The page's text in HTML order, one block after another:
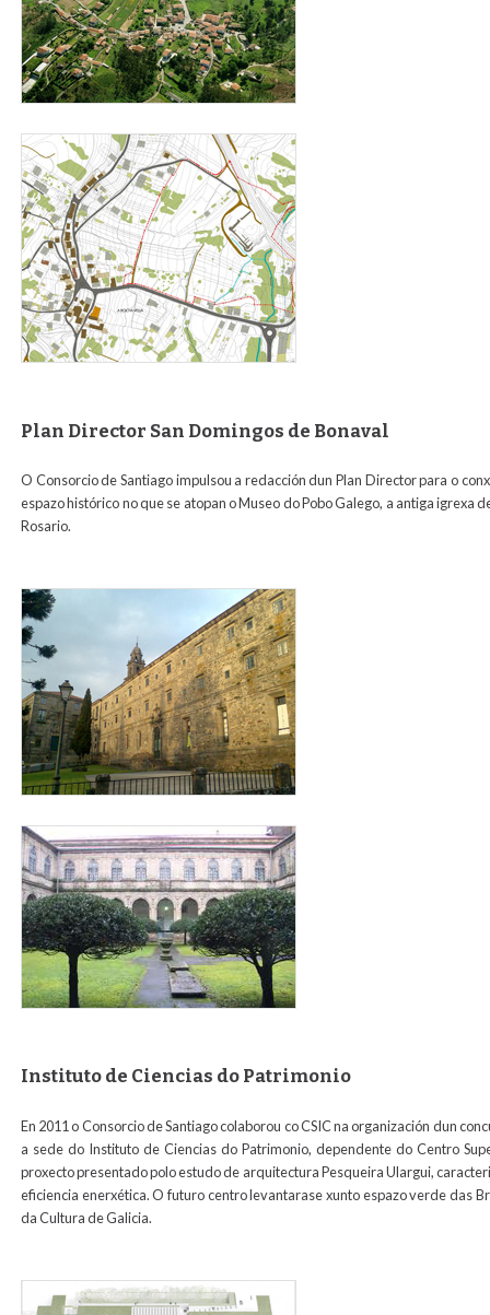
perochaparaweb2.jpg
Plan Director San Domingos de Bonaval
O Consorcio de Santiago impulsou a redacción dun Plan Director para o
espazo histórico no que se atopan o Museo do Pobo Galego, a antiga igrexa
Rosario.
san_domingos_para_web1.jpg
sandomingos_para_web2.jpg
Instituto de Ciencias do Patrimonio
En 2011 o Consorcio de Santiago colaborou co CSIC na organización dun
a sede do Instituto de Ciencias do Patrimonio, dependente do Centro
proxecto presentado polo estudo de arquitectura Pesqueira Ulargui,
eficiencia enerxética. O futuro centro levantarase xunto espazo verde das
da Cultura de Galicia.
simulacion_incipit_para_web.jpg